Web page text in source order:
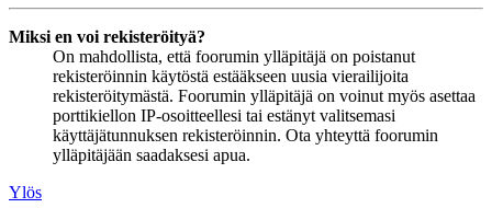
Miksi en voi rekisteröityä?
On mahdollista, että foorumin ylläpitäjä on poistanut
rekisteröinnin käytöstä estääkseen uusia vierailijoita
rekisteröitymästä. Foorumin ylläpitäjä on voinut myös asettaa
porttikiellon IP-osoitteellesi tai estänyt valitsemasi
käyttäjätunnuksen rekisteröinnin. Ota yhteyttä foorumin
ylläpitäjään saadaksesi apua.
Ylös